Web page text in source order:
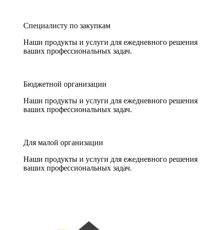
Специалисту по закупкам
Наши продукты и услуги для ежедневного решения
ваших профессиональных задач.
Бюджетной организации
Наши продукты и услуги для ежедневного решения
ваших профессиональных задач.
Для малой организации
Наши продукты и услуги для ежедневного решения
ваших профессиональных задач.